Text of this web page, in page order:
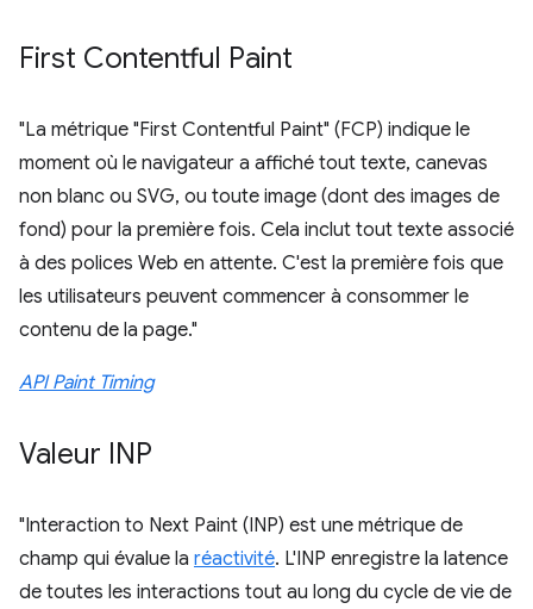
First Contentful Paint
"La métrique "First Contentful Paint" (FCP) indique le
moment où le navigateur a affiché tout texte, canevas
non blanc ou SVG, ou toute image (dont des images de
fond) pour la première fois. Cela inclut tout texte associé
à des polices Web en attente. C'est la première fois que
les utilisateurs peuvent commencer à consommer le
contenu de la page."
API Paint Timing
Valeur INP
"Interaction to Next Paint (INP) est une métrique de
champ qui évalue la réactivité. L'INP enregistre la latence
de toutes les interactions tout au long du cycle de vie de